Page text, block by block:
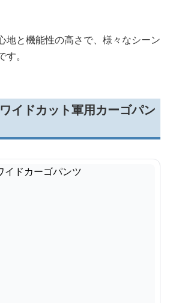
地と機能性の高さで、様々なシーン
。
イドカット軍用カーゴパン